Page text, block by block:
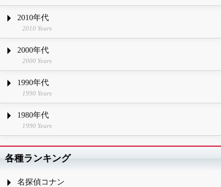
2010年代
2010 Years
2000年代
2000 Years
1990年代
1990 Years
1980年代
1990 Years
各種ランキング
名探偵コナン